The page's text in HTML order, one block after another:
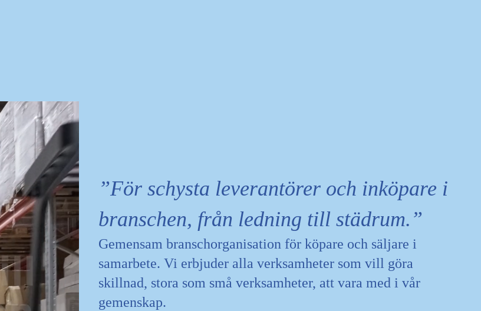
För schysta leverantörer och inköpare i
branschen, från ledning till städrum.
Gemensam branschorganisation för köpare och säljare i
samarbete. Vi erbjuder alla verksamheter som vill göra
skillnad, stora som små verksamheter, att vara med i vår
gemenskap.